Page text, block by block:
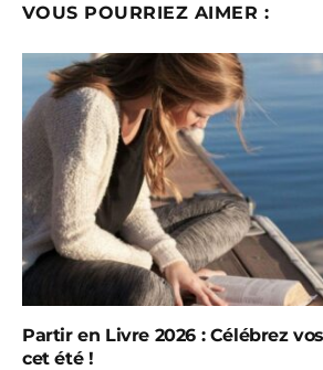
VOUS POURRIEZ AIMER :
Partir en Livre 2026 : Célébrez
cet été !